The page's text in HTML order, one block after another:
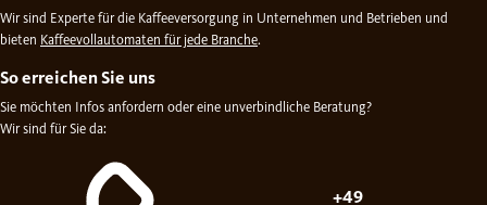
Wir sind Experte für die Kaffeeversorgung in Unternehmen und Betrieben und
bieten Kaffeevollautomaten für jede Branche.
So erreichen Sie uns
Sie möchten Infos anfordern oder eine unverbindliche Beratung?
Wir sind für Sie da:
+49